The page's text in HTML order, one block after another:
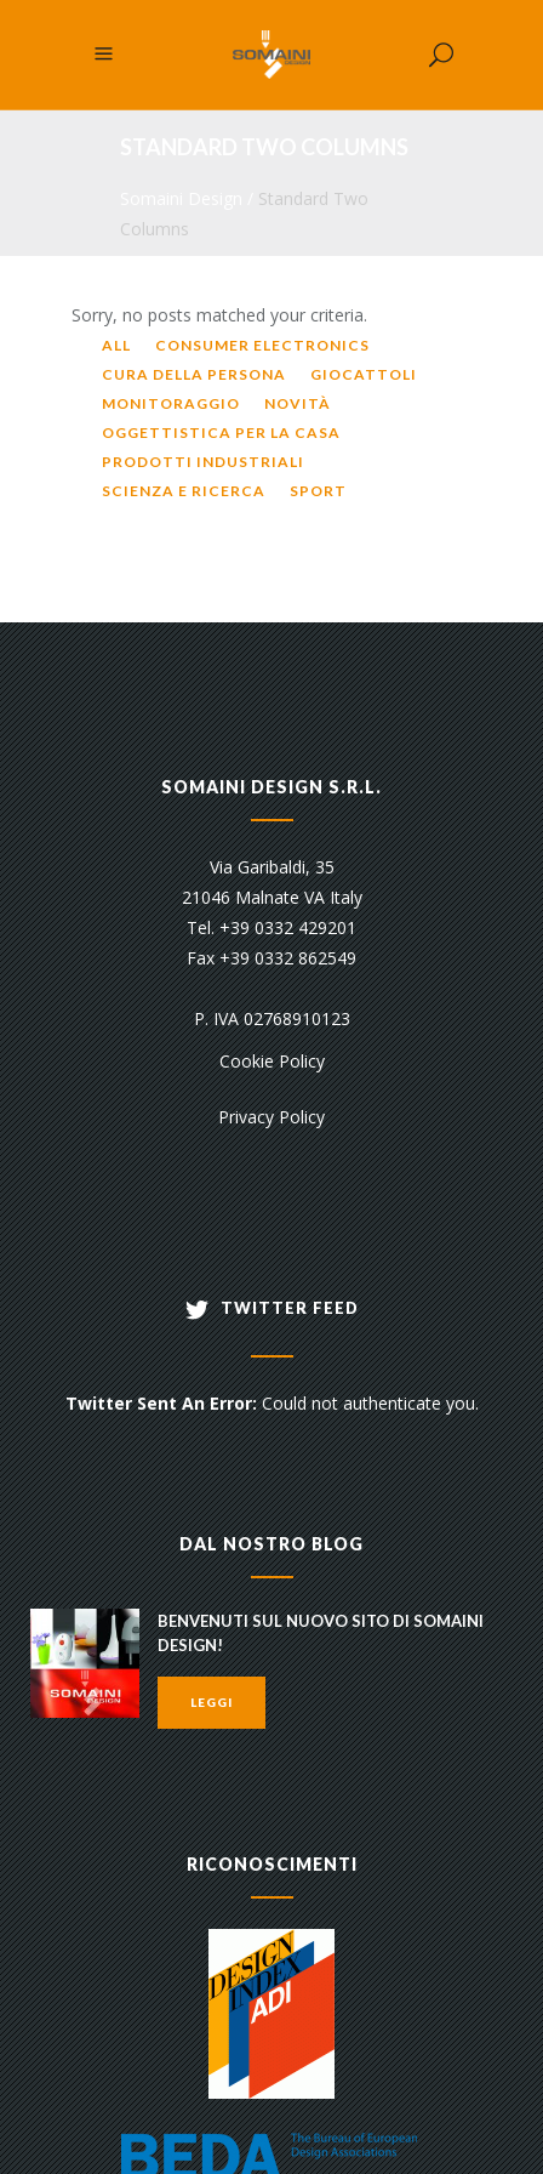
Standard Two
Columns
Sorry, no posts matched your criteria.
ALL
CONSUMER ELECTRONICS
CURA DELLA PERSONA
GIOCATTOLI
MONITORAGGIO
NOVITÀ
OGGETTISTICA PER LA CASA
PRODOTTI INDUSTRIALI
SCIENZA E RICERCA
SPORT
SOMAINI DESIGN S.R.L.
Via Garibaldi, 35
21046 Malnate VA Italy
Tel. +39 0332 429201
Fax +39 0332 862549
P. IVA 02768910123
Cookie Policy
Privacy Policy
TWITTER FEED
Twitter Sent An Error:Could not authenticate you.
DAL NOSTRO BLOG
BENVENUTI SUL NUOVO SITO DI SOMAINI
DESIGN!
LEGGI
RICONOSCIMENTI